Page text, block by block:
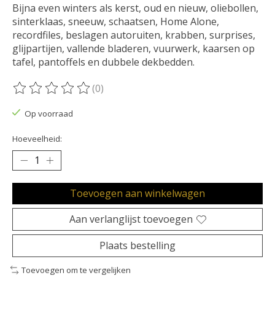
Bijna even winters als kerst, oud en nieuw, oliebollen,
sinterklaas, sneeuw, schaatsen, Home Alone,
recordfiles, beslagen autoruiten, krabben, surprises,
glijpartijen, vallende bladeren, vuurwerk, kaarsen op
tafel, pantoffels en dubbele dekbedden.
De beoordeling van dit product is
(0)
Op voorraad
Hoeveelheid:
Toevoegen aan winkelwagen
Aan verlanglijst toevoegen
Plaats bestelling
Toevoegen om te vergelijken